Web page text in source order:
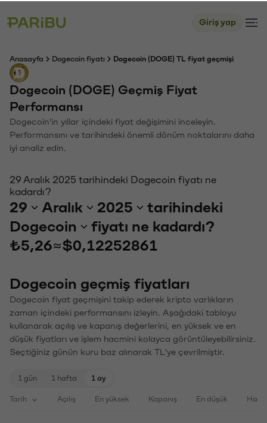
Giriş yap
Anasayfa Dogecoin fiyatı Dogecoin (DOGE) TL fiyat geçmişi
Dogecoin (DOGE) Geçmiş Fiyat
Performansı
Dogecoin'in yıllar içindeki fiyat değişimini inceleyin.
Performansını ve tarihindeki önemli dönüm noktalarını daha
iyi analiz edin.
29 Aralık 2025 tarihindeki Dogecoin fiyatı ne
kadardı?
29 Aralık 2025
tarihindeki
Dogecoin
fiyatı ne kadardı?
₺5,26≈$0,12252861
Dogecoin geçmiş fiyatları
Dogecoin fiyat geçmişini takip ederek kripto varlıkların
zaman içindeki performansını izleyin. Aşağıdaki tabloyu
kullanarak açılış ve kapanış değerlerini, en yüksek ve en
düşük fiyatları ve işlem hacmini kolayca görüntüleyebilirsiniz.
Seçtiğiniz günün kuru baz alınarak TL'ye çevrilmiştir.
1 gün 1 hafta 1 ay
Tarih Açılış En yüksek Kapanış En düşük